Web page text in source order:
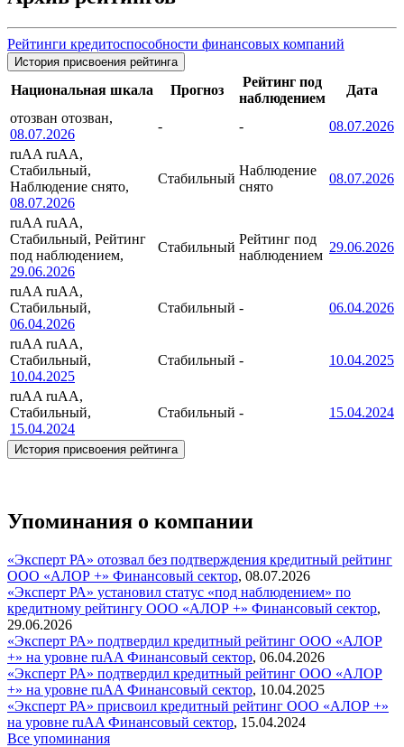
Рейтинги кредитоспособности финансовых компаний
История присвоения рейтинга
Национальная шкала Прогноз
Рейтинг под
наблюдением
Дата
отозван отозван,
08.07.2026
- -
08.07.2026
ruAA ruAA,
Стабильный,
Наблюдение снято,
08.07.2026
Стабильный
Наблюдение
снято
08.07.2026
ruAA ruAA,
Стабильный, Рейтинг
под наблюдением,
29.06.2026
Стабильный
Рейтинг под
наблюдением
29.06.2026
ruAA ruAA,
Стабильный,
06.04.2026
Стабильный - 06.04.2026
ruAA ruAA,
Стабильный,
10.04.2025
Стабильный - 10.04.2025
ruAA ruAA,
Стабильный,
15.04.2024
Стабильный - 15.04.2024
История присвоения рейтинга
Упоминания о компании
«Эксперт РА» отозвал без подтверждения кредитный рейтинг
ООО «АЛОР +» Финансовый сектор, 08.07.2026
«Эксперт РА» установил статус «под наблюдением» по
кредитному рейтингу ООО «АЛОР +» Финансовый сектор,
29.06.2026
«Эксперт РА» подтвердил кредитный рейтинг ООО «АЛОР
+» на уровне ruAA Финансовый сектор, 06.04.2026
«Эксперт РА» подтвердил кредитный рейтинг ООО «АЛОР
+» на уровне ruAA Финансовый сектор, 10.04.2025
«Эксперт РА» присвоил кредитный рейтинг ООО «АЛОР +»
на уровне ruAA Финансовый сектор, 15.04.2024
Все упоминания